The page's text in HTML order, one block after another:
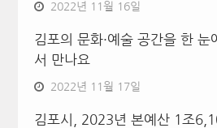
2022년 11월 16일
김포의 문화·예술 공간을 한 눈
서 만나요
2022년 11월 17일
김포시, 2023년 본예산 1조